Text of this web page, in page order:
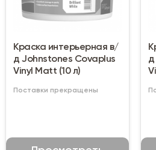
Краска интерьерная в/
д Johnstones Covaplus
Vinyl Matt (10 л)
Поставки прекращены
д